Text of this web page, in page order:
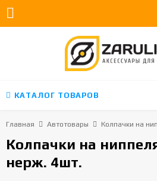
КАТАЛОГ ТОВАРОВ
Главная Автотовары Колпачки на
Колпачки на
нерж. 4шт.